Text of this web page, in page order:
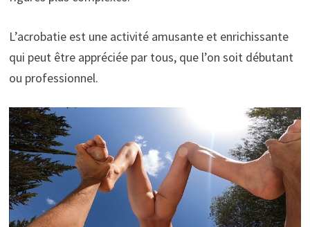
L’acrobatie est une activité amusante et enrichissante
qui peut être appréciée par tous, que l’on soit débutant
ou professionnel.